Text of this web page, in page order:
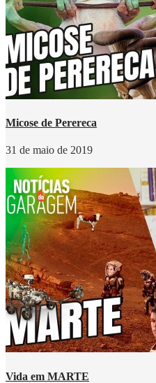
Micose de Perereca
31 de maio de 2019
Vida em MARTE